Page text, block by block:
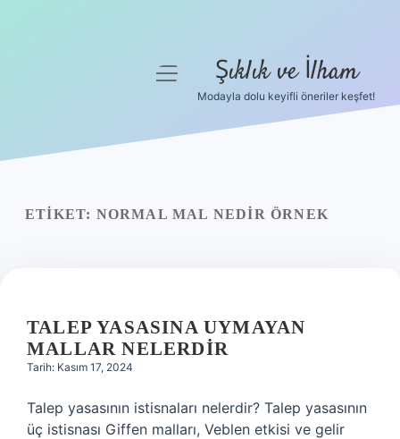
Yasal Uyarı
menüyü
Şıklık ve İlham
Modayla dolu keyifli öneriler keşfet!
ETIKET: NORMAL MAL NEDIR ÖRNEK
TALEP YASASINA UYMAYAN
MALLAR NELERDIR
Tarih: Kasım 17, 2024
Talep yasasının istisnaları nelerdir? Talep yasasının
üç istisnası Giffen malları, Veblen etkisi ve gelir